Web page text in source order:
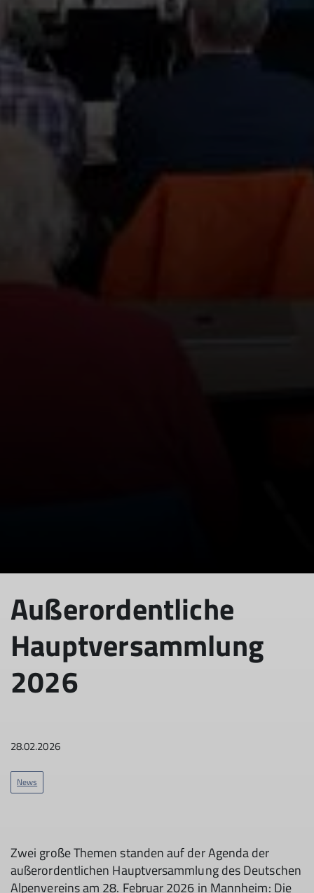
Außerordentliche
Hauptversammlung
2026
28.02.2026
News
Zwei große Themen standen auf der Agenda der
außerordentlichen Hauptversammlung des Deutschen
Alpenvereins am 28. Februar 2026 in Mannheim: Die
© DAV / Julia Behl